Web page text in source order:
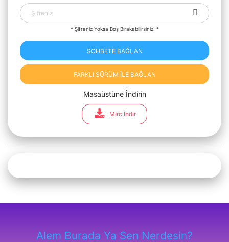
* Şifreniz Yoksa Boş Bırakabilirsiniz. *
SOHBETE BAĞLAN
FARKLI SÜRÜM İLE BAĞLAN
Masaüstüne İndirin
Mirc İndir
Alem Burada Ya Sen Nerdesin?